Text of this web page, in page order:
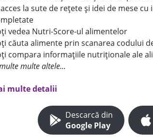
la sute de rețete și idei de mese
vedea Nutri-Score-ul alimentelor
căuta alimente prin scanarea codului
compara informațiile nutriționale ale
multe altele...
multe detalii
Descarcă din
Google Play